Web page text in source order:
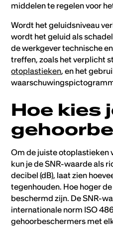
middelen te regelen voor
Wordt het geluidsniveau
wordt het geluid als
de werkgever technische
treffen, zoals het verplicht
otoplastieken, en het
Hoe kies
Om de juiste otoplastieken
kun je de SNR-waarde als
decibel (dB), laat zien
tegenhouden. Hoe hoger
beschermd zijn. De SNR-
internationale norm ISO
gehoorbeschermers met